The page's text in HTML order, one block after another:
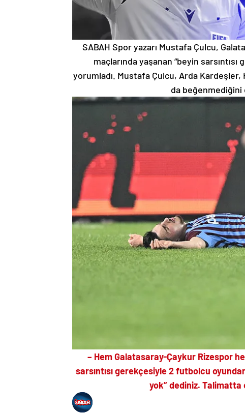
SABAH Spor yazarı Mustafa Çulcu,
maçlarında yaşanan “beyin
yorumladı. Mustafa Çulcu, Arda Kardeşler,
da
– Hem Galatasaray-Çaykur Rizespor
sarsıntısı gerekçesiyle 2 futbolcu
yok” dediniz. Talimatta